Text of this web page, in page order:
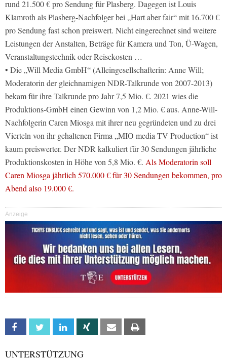
rund 21.500 € pro Sendung für Plasberg. Dagegen ist Louis
Klamroth als Plasberg-Nachfolger bei „Hart aber fair“ mit 16.700 €
pro Sendung fast schon preiswert. Nicht eingerechnet sind weitere
Leistungen der Anstalten, Beträge für Kamera und Ton, Ü-Wagen,
Veranstaltungstechnik oder Reisekosten …
• Die „Will Media GmbH“ (Alleingesellschafterin: Anne Will;
Moderatorin der gleichnamigen NDR-Talkrunde von 2007-2013)
bekam für ihre Talkrunde pro Jahr 7,5 Mio. €. 2021 wies die
Produktions-GmbH einen Gewinn von 1,2 Mio. € aus. Anne-Will-
Nachfolgerin Caren Miosga mit ihrer neu gegründeten und zu drei
Vierteln von ihr gehaltenen Firma „MIO media TV Production“ ist
kaum preiswerter. Der NDR kalkuliert für 30 Sendungen jährliche
Produktionskosten in Höhe von 5,8 Mio. €. Als Moderatorin soll
Caren Miosga jährlich 570.000 € für 30 Sendungen bekommen, pro
Abend also 19.000 €.
Anzeige
Facebook Twitter Linkedin Xing Email
UNTERSTÜTZUNG